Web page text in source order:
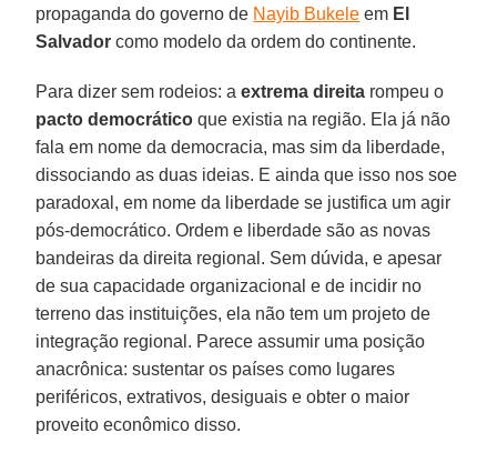
propaganda do governo de Nayib Bukele em El
Salvador como modelo da ordem do continente.
Para dizer sem rodeios: aextrema direita rompeu o
pacto democrático que existia na região. Ela já não
fala em nome da democracia, mas sim da liberdade,
dissociando as duas ideias. E ainda que isso nos soe
paradoxal, em nome da liberdade se justifica um agir
pós-democrático. Ordem e liberdade são as novas
bandeiras da direita regional. Sem dúvida, e apesar
de sua capacidade organizacional e de incidir no
terreno das instituições, ela não tem um projeto de
integração regional. Parece assumir uma posição
anacrônica: sustentar os países como lugares
periféricos, extrativos, desiguais e obter o maior
proveito econômico disso.